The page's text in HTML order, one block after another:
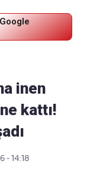
inen
kattı!
- 14:18